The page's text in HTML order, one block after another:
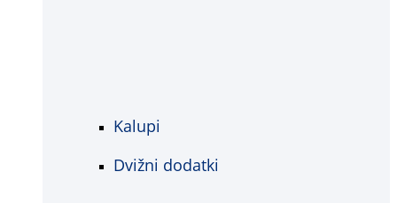
Kalupi
Dvižni dodatki